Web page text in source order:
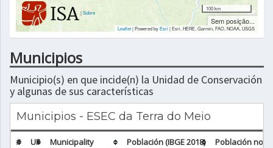
|Sobre
100 km
Sem posição...
Leaflet| Powered byEsri|Esri, HERE, Garmin, FAO, NOAA, USGS
Municipios
Municipio(s) en que incide(n) la Unidad de Conservación
y algunas de sus características
Municipios - ESEC da Terra do Meio
# UF Municipality Población (IBGE 2018)
Población no